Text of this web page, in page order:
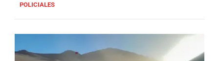
POLICIALES